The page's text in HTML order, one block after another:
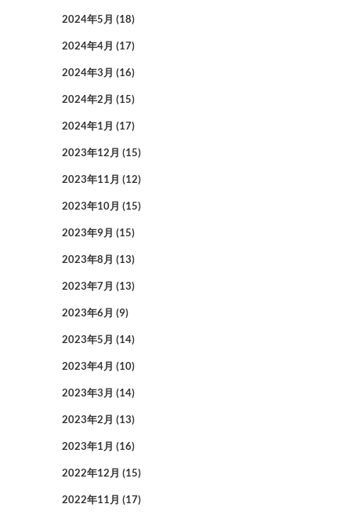
2024年5月 (18)
2024年4月 (17)
2024年3月 (16)
2024年2月 (15)
2024年1月 (17)
2023年12月 (15)
2023年11月 (12)
2023年10月 (15)
2023年9月 (15)
2023年8月 (13)
2023年7月 (13)
2023年6月 (9)
2023年5月 (14)
2023年4月 (10)
2023年3月 (14)
2023年2月 (13)
2023年1月 (16)
2022年12月 (15)
2022年11月 (17)